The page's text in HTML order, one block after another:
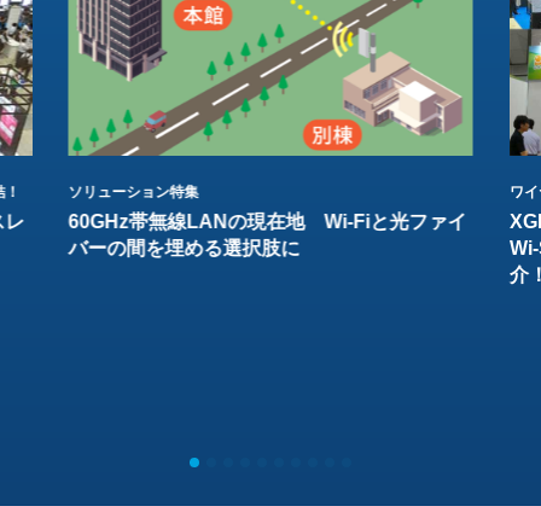
レ
ソリューション特集
60GHz帯無線LANの現在地 Wi-Fiと光ファイ
バーの間を埋める選択肢に
ワ
介